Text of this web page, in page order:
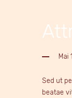
Mai
Sed ut
beatae